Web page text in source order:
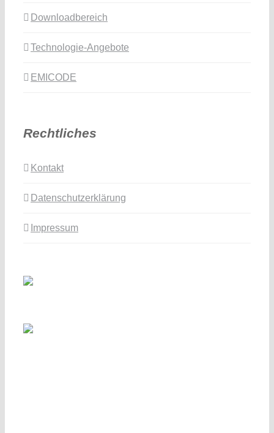
Downloadbereich
Technologie-Angebote
EMICODE
Rechtliches
Kontakt
Datenschutzerklärung
Impressum